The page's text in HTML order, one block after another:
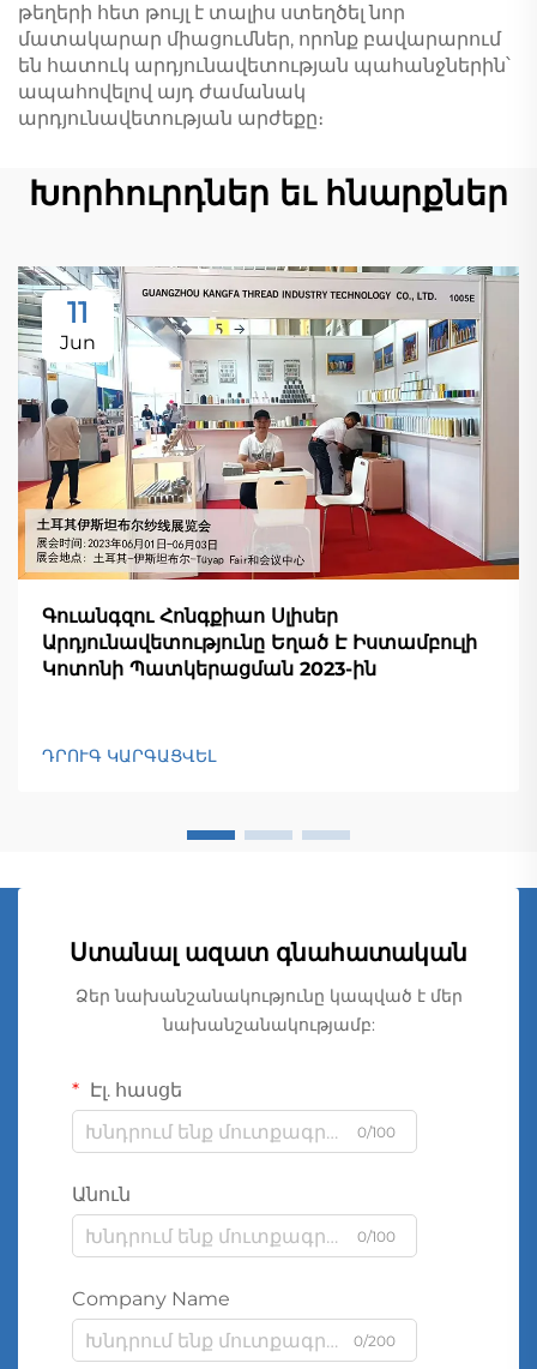
թեղերի հետ թույլ է տալիս ստեղծել նոր
մատակարար միացումներ, որոնք բավարարում
են հատուկ արդյունավետության պահանջներին՝
ապահովելով այդ ժամանակ
արդյունավետության արժեքը։
Խորհուրդներ եւ հնարքներ
11
Jun
Գուանգզու Հոնգքիաո Սլիսեր
Արդյունավետությունը Եղած Է Իստամբուլի
Կոտոնի Պատկերացման 2023-ին
ԴՐՈՒԳ ԿԱՐԳԱՑՎԵԼ
Ստանալ ազատ գնահատական
Ձեր նախանշանակությունը կապված է մեր
նախանշանակությամբ:
Էլ. հասցե
0/100
Անուն
0/100
Company Name
0/200